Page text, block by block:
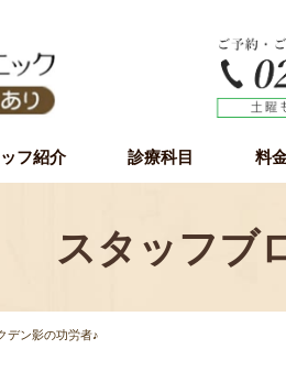
フ紹介 診療科目 料
スタッフブ
デン影の功労者♪